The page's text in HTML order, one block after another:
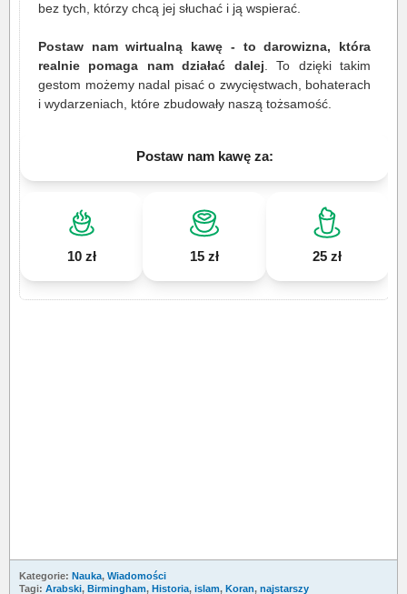
bez tych, którzy chcą jej słuchać i ją wspierać.
Postaw nam wirtualną kawę - to darowizna, która
realnie pomaga nam działać dalej . To dzięki takim
gestom możemy nadal pisać o zwycięstwach, bohaterach
i wydarzeniach, które zbudowały naszą tożsamość.
Postaw nam kawę za:
10 zł 15 zł 25 zł
Kategorie: Nauka, Wiadomości
Tagi: Arabski, Birmingham, Historia, islam, Koran, najstarszy